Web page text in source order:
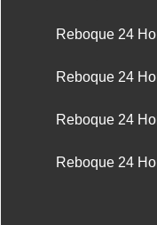
Reboque 24
Reboque 24
Reboque 24
Reboque 24